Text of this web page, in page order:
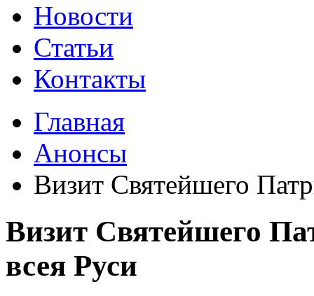
Новости
Статьи
Контакты
Главная
Анонсы
Визит Святейшего
Визит Святейшего
всея Руси